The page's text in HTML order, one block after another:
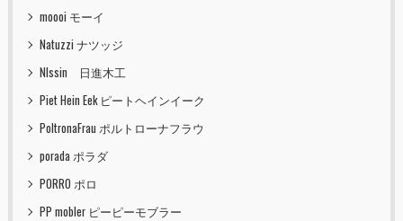
moooi モーイ
Natuzzi ナツッジ
NIssin 日進木工
Piet Hein Eek ピートヘインイーク
PoltronaFrau ポルトローナフラウ
porada ポラダ
PORRO ポロ
PP mobler ピーピーモブラー